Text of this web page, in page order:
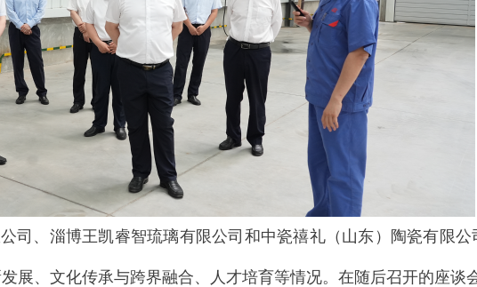
司、淄博王凯睿智琉璃有限公司和中瓷禧礼（山东）陶瓷有限公
展、文化传承与跨界融合、人才培育等情况。在随后召开的座谈